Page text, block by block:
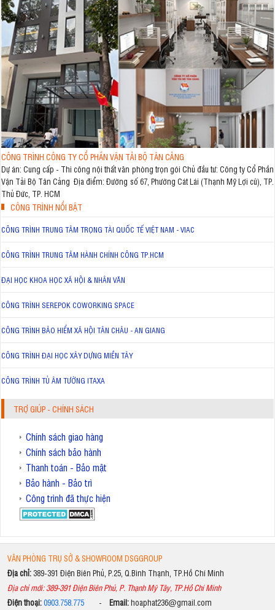
CÔNG TRÌNH CÔNG TY CỔ PHẦN VẬN TẢI BỘ TÂN CẢNG
Dự án: Cung cấp - Thi công nội thất văn phòng trọn gói Chủ đầu tư: Công ty Cổ Phần
Vận Tải Bộ Tân Cảng Địa điểm: Đường số 67, Phường Cát Lái (Thạnh Mỹ Lợi cũ), TP.
Thủ Đức, TP. HCM
CÔNG TRÌNH NỔI BẬT
CÔNG TRÌNH TRUNG TÂM TRỌNG TÀI QUỐC TẾ VIỆT NAM - VIAC
CÔNG TRÌNH TRUNG TÂM HÀNH CHÍNH CÔNG TP.HCM
ĐẠI HỌC KHOA HỌC XÃ HỘI & NHÂN VĂN
CÔNG TRÌNH SEREPOK COWORKING SPACE
CÔNG TRÌNH BẢO HIỂM XÃ HỘI TÂN CHÂU - AN GIANG
CÔNG TRÌNH ĐẠI HỌC XÂY DỰNG MIỀN TÂY
CÔNG TRÌNH TỦ ÂM TƯỜNG ITAXA
TRỢ GIÚP - CHÍNH SÁCH
Chính sách giao hàng
Chính sách bảo hành
Thanh toán - Bảo mật
Bảo hành - Bảo trì
Công trình đã thực hiện
VĂN PHÒNG TRỤ SỞ & SHOWROOM DSGGROUP
Địa chỉ: 389-391 Điện Biên Phủ, P.25, Q.Bình Thạnh, TP.Hồ Chí Minh
Địa chỉ mới: 389-391 Điện Biên Phủ, P. Thạnh Mỹ Tây, TP.Hồ Chí Minh
Điện thoại:0903.758.775- Email:hoaphat236@gmail.com